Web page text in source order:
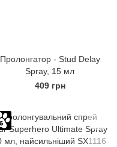
Пролонгатор - Stud Delay
Spray, 15 мл
409 грн